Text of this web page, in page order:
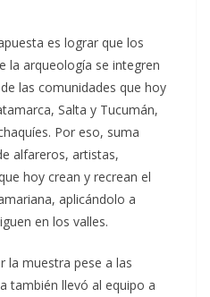
es lograr que los
la arqueología se integren
las comunidades que hoy
Salta y Tucumán,
Por eso, suma
alfareros, artistas,
hoy crean y recrean el
aplicándolo a
en los valles.
la muestra pese a las
también llevó al equipo a